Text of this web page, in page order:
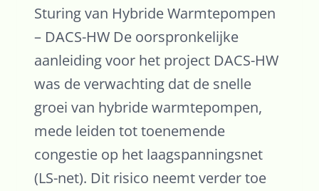
Sturing van Hybride Warmtepompen
– DACS-HW De oorspronkelijke
aanleiding voor het project DACS-HW
was de verwachting dat de snelle
groei van hybride warmtepompen,
mede leiden tot toenemende
congestie op het laagspanningsnet
(LS-net). Dit risico neemt verder toe